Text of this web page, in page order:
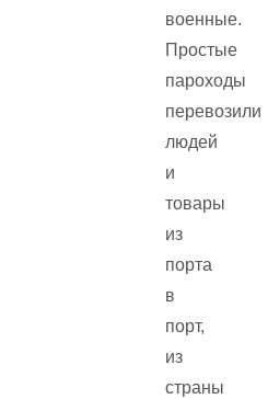
военные.
Простые
пароходы
перевозили
людей
и
товары
из
порта
в
порт,
из
страны